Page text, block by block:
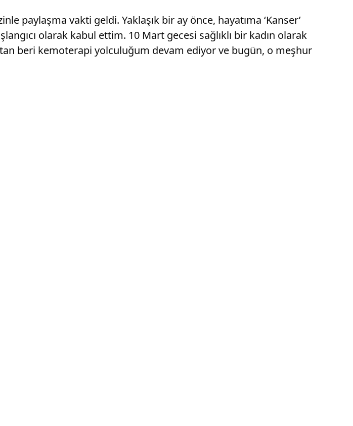
paylaşma vakti geldi. Yaklaşık bir ay önce, hayatıma ‘Kanser’
olarak kabul ettim. 10 Mart gecesi sağlıklı bir kadın olarak
beri kemoterapi yolculuğum devam ediyor ve bugün, o meşhur